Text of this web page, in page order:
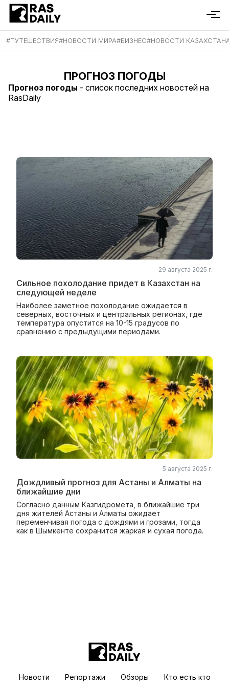
#ПУТЕШЕСТВИЯ#НОВОСТИ МИРА#БИЗНЕС#НОВОСТИ
ПРОГНОЗ ПОГОДЫ
Прогноз погоды - список последних новостей на
RasDaily
29 августа 2025 г.
Сильное похолодание придет в Казахстан на
следующей неделе
Наиболее заметное похолодание ожидается в
северных, восточных и центральных регионах, где
температура опустится на 10-15 градусов по
сравнению с предыдущими периодами.
5 августа 2025 г.
Дождливый прогноз для Астаны и Алматы на
ближайшие дни
Согласно данным Казгидромета, в ближайшие три
дня жителей Астаны и Алматы ожидает
переменчивая погода с дождями и грозами, тогда
как в Шымкенте сохранится жаркая и сухая погода.
Новости Репортажи Обзоры Кто есть кто